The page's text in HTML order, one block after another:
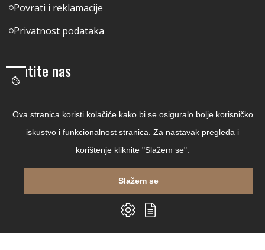
Povrati i reklamacije
Privatnost podataka
Pratite nas
Linkedin
Ova stranica koristi kolačiće kako bi se osiguralo bolje korisničko
iskustvo i funkcionalnost stranica. Za nastavak pregleda i
korištenje kliknite "Slažem se".
Slažem se